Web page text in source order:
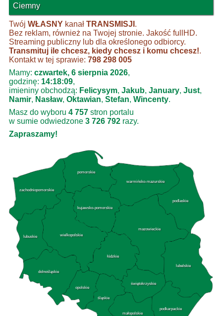
Ciemny
Twój WŁASNY kanał TRANSMISJI .
Bez reklam, również na Twojej stronie. Jakość fullHD.
Streaming publiczny lub dla określonego odbiorcy.
Transmituj ile chcesz, kiedy chcesz i komu chcesz!.
Kontakt w tej sprawie: 798 298 005
Mamy: czwartek, 6 sierpnia 2026,
godzinę: 14:18:09,
imieniny obchodzą: Felicysym, Jakub, January, Just,
Namir, Nasław, Oktawian, Stefan, Wincenty.
Masz do wyboru 4 757 stron portalu
w sumie odwiedzone 3 726 792 razy.
Zapraszamy!
zachodniopomorskie
pomorskie
warmińsko-mazurskie
lubuskie wielkopolskie
kujawsko-pomorskie
mazowieckie
podlaskie
dolnośląskie
łódzkie
lubelskie
opolskie
śląskie
świętokrzyskie
małopolskie
podkarpackie